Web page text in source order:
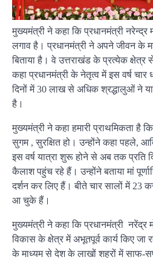
मुख्यमंत्री ने कहा कि प्रधानमंत्री नरेन्द्र
लगाव है। प्रधानमंत्री ने अपने जीवन के
बिताया है। वे उत्तराखंड के प्रत्येक क्षेत्र
कहा प्रधानमंत्री के नेतृत्व में इस वर्ष
दिनों में 30 लाख से अधिक श्रद्धालुओं ने
है।
मुख्यमंत्री ने कहा हमारी प्राथमिकता है
सुगम , सुरक्षित हो। उन्होंने कहा पहले,
इस वर्ष यात्रा शुरू होने से अब तक प्रति
कैलाश पहुंच रहे हैं। उन्होंने बताया मां
दर्शन कर लिए हैं। बीते चार सालों में 23
आ चुके हैं।
मुख्यमंत्री ने कहा कि प्रधानमंत्री नरेंद्र
विकास के क्षेत्र में अभूतपूर्व कार्य किए
के माध्यम से देश के लाखों शहरों में साफ-